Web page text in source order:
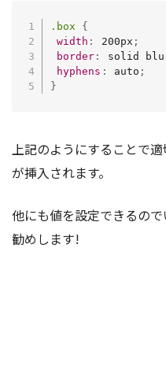
.box
{
width : 200px ;
border : solid
hyphens : auto ;
}
上記のようにすることで
が挿入されます。
他にも値を設定できるの
勧めします!